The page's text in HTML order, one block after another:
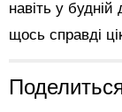
навіть у
щось справді